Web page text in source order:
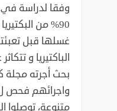
وفقا لدراسة في
90% من
‏غسلها قبل
الباكتيريا و
بحث ‏أجرته مجلة
متنوعة، توصلوا